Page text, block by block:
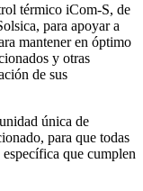
térmico iCom-S, de
para apoyar a
mantener en óptimo
y otras
de sus
única de
para que todas
que cumplen